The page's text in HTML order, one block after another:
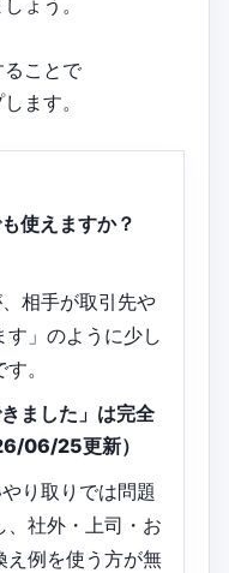
ょう。
ことで
ます。
使えますか？
相手が取引先や
」のように少し
。
ました」は完全
06/25更新）
り取りでは問題
、社外・上司・お
え例を使う方が無